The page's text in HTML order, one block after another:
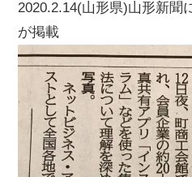
2020.2.14(山形県)山形新聞
が掲載